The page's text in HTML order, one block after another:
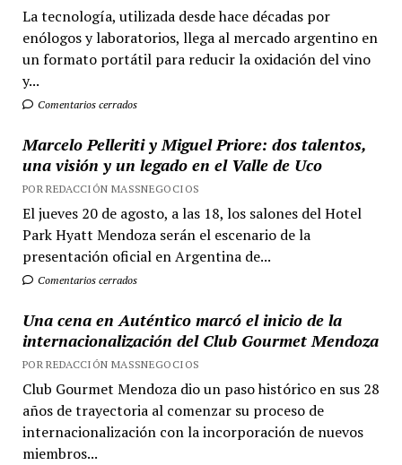
La tecnología, utilizada desde hace décadas por
enólogos y laboratorios, llega al mercado argentino en
un formato portátil para reducir la oxidación del vino
y...
Comentarios cerrados
Marcelo Pelleriti y Miguel Priore: dos talentos,
una visión y un legado en el Valle de Uco
POR REDACCIÓN MASSNEGOCIOS
El jueves 20 de agosto, a las 18, los salones del Hotel
Park Hyatt Mendoza serán el escenario de la
presentación oficial en Argentina de...
Comentarios cerrados
Una cena en Auténtico marcó el inicio de la
internacionalización del Club Gourmet Mendoza
POR REDACCIÓN MASSNEGOCIOS
Club Gourmet Mendoza dio un paso histórico en sus 28
años de trayectoria al comenzar su proceso de
internacionalización con la incorporación de nuevos
miembros...